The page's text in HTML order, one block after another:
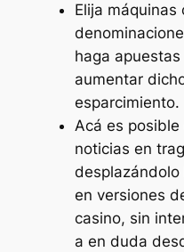
Elija
haga
aumentar
esparcimiento.
Acá es
noticias en
en versiones
casino, sin
a en duda